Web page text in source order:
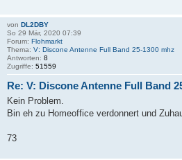
von DL2DBY
So 29 Mär, 2020 07:39
Forum: Flohmarkt
Thema: V: Discone Antenne Full Band 25-1300 mhz
Antworten: 8
Zugriffe: 51559
Re: V: Discone Antenne Full Band
Kein Problem.
Bin eh zu Homeoffice verdonnert und
73